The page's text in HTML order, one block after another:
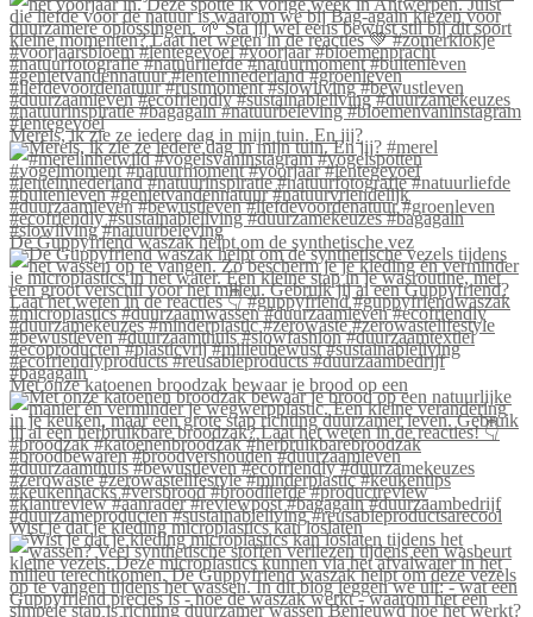
Merels, ik zie ze iedere dag in mijn tuin. En jij?
De Guppyfriend waszak helpt om de synthetische vez
Met onze katoenen broodzak bewaar je brood op een
Wist je dat je kleding microplastics kan loslaten